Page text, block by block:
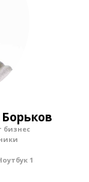
бизнес
1